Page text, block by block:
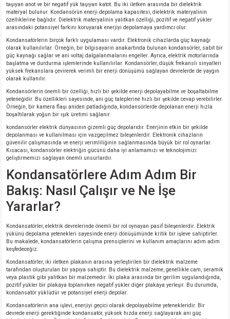
taşıyan anot ve bir negatif yük taşıyan katot. Bu iki iletken arasında bir dielektrik
materyal bulunur. Kondansörün enerji depolama kapasitesi, dielektrik materyalinin
özelliklerine bağlıdır. Dielektrik materyalinin yalıtkan özelliği, pozitif ve negatif yükler
arasındaki potansiyel farkını koruyarak enerjiyi depolamaya yardımcı olur.
Kondansatörlerin birçok farklı uygulaması vardır. Elektronik cihazlarda güç kaynağı
olarak kullanılırlar. Örneğin, bir bilgisayarın anakartında bulunan kondansörler, sabit bir
güç kaynağı sağlar ve ani voltaj dalgalanmalarını engeller. Ayrıca, elektrik motorlarında
başlatma ve durdurma işlemlerinde kullanılırlar. Kondansörler, düşük frekanslı sinyalleri
yüksek frekanslara çevirerek verimli bir enerji dönüşümü sağlayan devrelerde de yaygın
olarak kullanılır.
Kondansörlerin önemli bir özelliği, hızlı bir şekilde enerji depolayabilme ve boşaltabilme
yeteneğidir. Bu özellikleri sayesinde, ani güç taleplerine hızlı bir şekilde cevap verebilirler.
Örneğin, bir kamera flaşı aniden patladığında, kondansörlerde depolanan enerji hızla
boşaltılarak yoğun bir ışık üretimi sağlanır.
kondansörler elektrik dünyasının gizemli güç depolarıdır. Enerjinin etkin bir şekilde
depolanması ve kullanılması için vazgeçilmez bileşenlerdir. Elektronik cihazların
güvenilir çalışmasında ve enerji verimliliğinin sağlanmasında büyük bir rol oynarlar.
Kısacası, kondansörler elektriğin gücünü daha iyi anlamamızı ve teknolojimizi
geliştirmemizi sağlayan önemli unsurlardır.
Kondansatörlere Adım Adım Bir
Bakış: Nasıl Çalışır ve Ne İşe
Yararlar?
Kondansatörler, elektrik devrelerinde önemli bir rol oynayan pasif bileşenlerdir. Elektrik
yükünü depolama yetenekleri sayesinde enerji dönüşümünde kritik bir işleve sahiptirler.
Bu makalede, kondansatörlerin çalışma prensiplerini ve kullanım amaçlarını adım adım
keşfedeceğiz.
Kondansatörler, iki iletken plakanın arasına yerleştirilen bir dielektrik malzeme
tarafından oluşturulan bir yapıya sahiptir. Bu dielektrik malzeme, genellikle cam, seramik
veya plastik gibi yalıtkan bir malzemedir. İki plaka arasında bir gerilim uygulandığında,
pozitif yükler bir plakaya toplanırken negatif yükler diğer plakaya yerleşir. Bu durumda,
kondansatör yüklüdür ve potansiyel enerji depolar.
Kondansatörlerin ana işlevi, enerjiyi geçici olarak depolayabilme yetenekleridir. Bir
devrede enerji gerektiğinde kondansatör, yüksek hızda enerji sağlayarak ani güç